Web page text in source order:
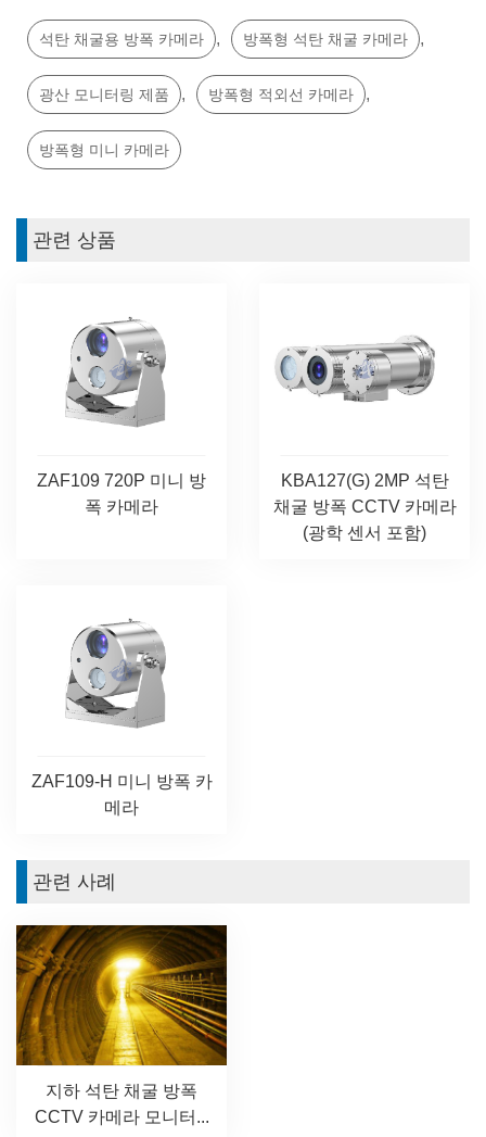
석탄 채굴용 방폭 카메라 , 방폭형 석탄 채굴 카메라 ,
광산 모니터링 제품 , 방폭형 적외선 카메라 ,
방폭형 미니 카메라
관련 상품
ZAF109 720P 미니 방
폭 카메라
KBA127(G) 2MP 석탄
채굴 방폭 CCTV 카메라
(광학 센서 포함)
ZAF109-H 미니 방폭 카
메라
관련 사례
지하 석탄 채굴 방폭
CCTV 카메라 모니터...